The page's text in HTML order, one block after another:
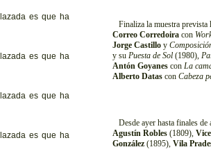
Finaliza la muestra prevista
Correo Corredoira con
Jorge Castillo y
y su Puesta de Sol (1980),
Antón Goyanes con La
Alberto Datas con Cabeza
Desde ayer hasta finales de
Agustín Robles (1809),
González (1895), Vila